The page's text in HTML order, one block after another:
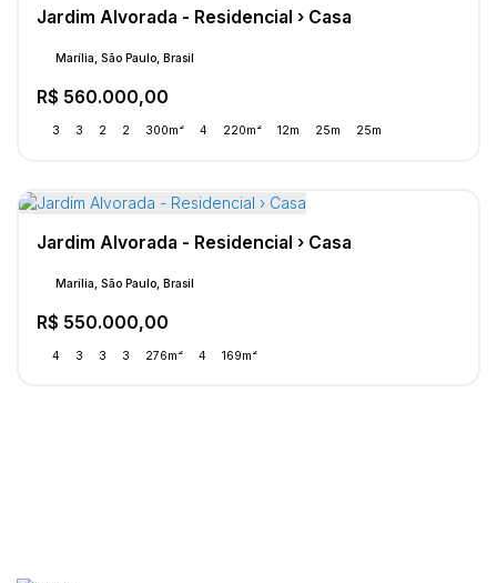
Jardim Alvorada - Residencial › Casa
R$ 560.000,00
Marília, São Paulo, Brasil
3 3 2 2 300m² 4 220m² 12m 25m 25m
Jardim Alvorada - Residencial › Casa
R$ 550.000,00
Marília, São Paulo, Brasil
4 3 3 3 276m² 4 169m²